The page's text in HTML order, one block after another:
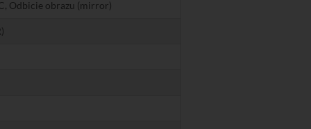
Odbicie obrazu (mirror)